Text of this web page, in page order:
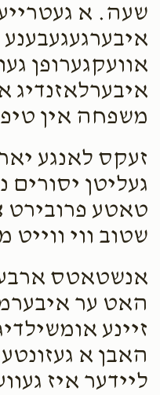
$36.00
שעה. א געטרייע
אוועקגערופן
איבערלאזנדיג
משפחה אין
זעקס לאנגע
געליטן יסורים
טאטע פרובירט
שטוב ווי ווייט
אנשטאטס
האט ער
זיינע
האבן א
ליידער איז